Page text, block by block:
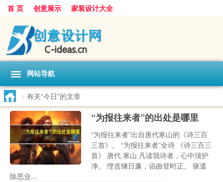
首 页 创意展示 家装设计大全
网站导航
> 有关“今日”的文章
“为报往来者”的出处是哪里
“为报往来者”出自唐代寒山的《诗三百
三首》。 “为报往来者”全诗 《诗三百三
首》 唐代 寒山 凡读我诗者，心中须护
净。 悭贪继日廉，谄曲登时正。 驱遣
除恶业...